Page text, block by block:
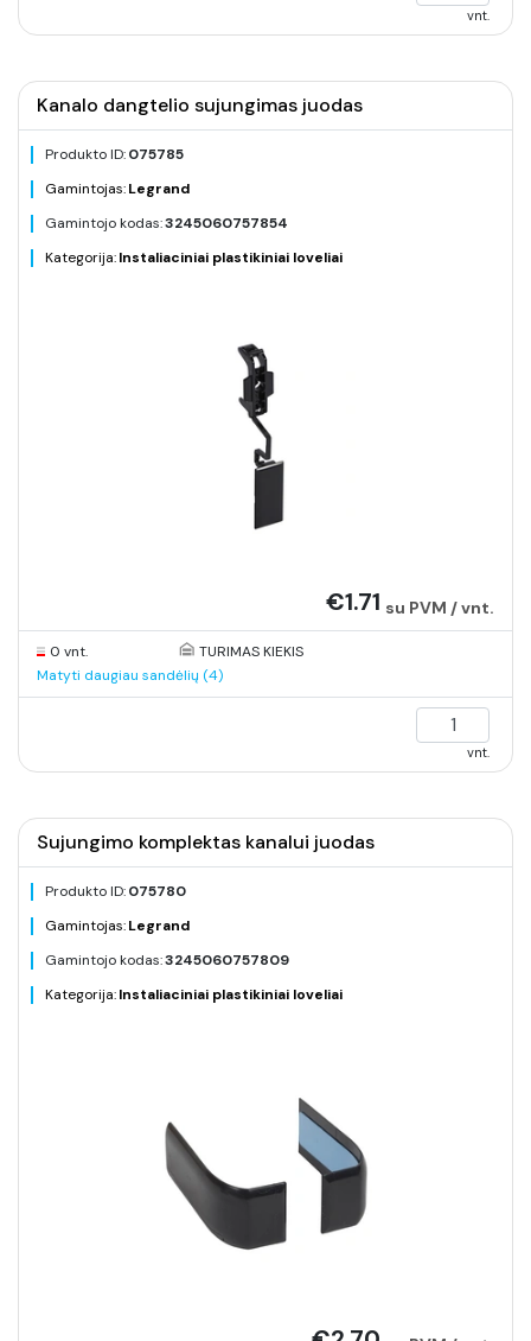
vnt.
Kanalo dangtelio sujungimas juodas
Produkto ID:075785
Gamintojas:Legrand
Gamintojo kodas:3245060757854
Kategorija:Instaliaciniai plastikiniai loveliai
€1.71 su PVM / vnt.
0 vnt.
TURIMAS KIEKIS
Matyti daugiau sandėlių (4)
vnt.
Sujungimo komplektas kanalui juodas
Produkto ID:075780
Gamintojas:Legrand
Gamintojo kodas:3245060757809
Kategorija:Instaliaciniai plastikiniai loveliai